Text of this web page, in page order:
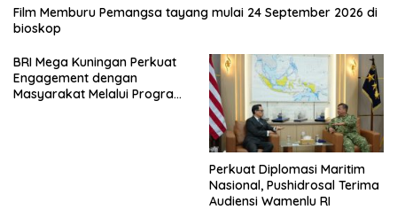
Film Memburu Pemangsa tayang mulai 24 September 2026 di
bioskop
BRI Mega Kuningan Perkuat
Engagement dengan
Masyarakat Melalui Program
Perkuat Diplomasi Maritim
Nasional, Pushidrosal Terima
Audiensi Wamenlu RI